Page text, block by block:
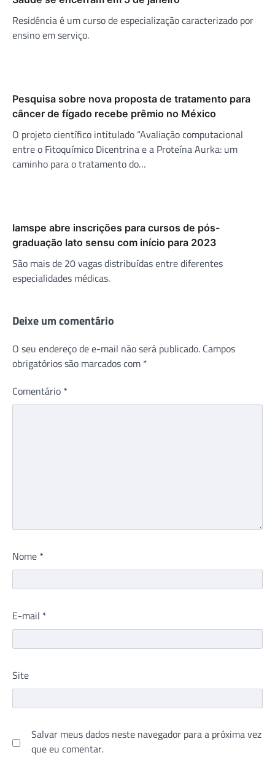
Residência é um curso de especialização caracterizado por
ensino em serviço.
Pesquisa sobre nova proposta de tratamento para
câncer de fígado recebe prêmio no México
O projeto científico intitulado “Avaliação computacional
entre o Fitoquímico Dicentrina e a Proteína Aurka: um
caminho para o tratamento do…
Iamspe abre inscrições para cursos de pós-
graduação lato sensu com início para 2023
São mais de 20 vagas distribuídas entre diferentes
especialidades médicas.
Deixe um comentário
O seu endereço de e-mail não será publicado. Campos
obrigatórios são marcados com *
Comentário *
Nome *
E-mail *
Site
Salvar meus dados neste navegador para a próxima vez
que eu comentar.